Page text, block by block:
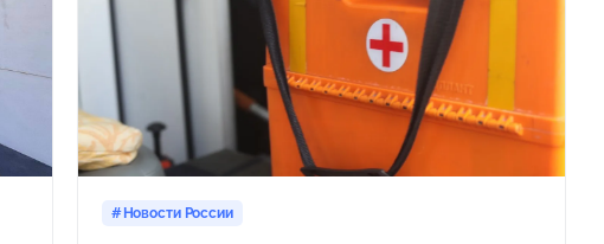
Новости России